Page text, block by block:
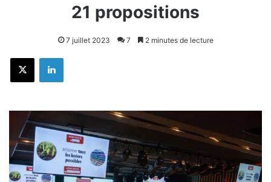
21 propositions
7 juillet 2023 7 2 minutes de lecture
X Linkedin